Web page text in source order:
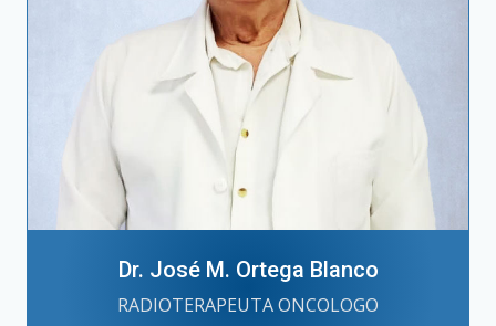
Dr. José M. Ortega Blanco
RADIOTERAPEUTA ONCOLOGO